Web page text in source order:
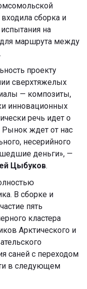
сборка и
на
для маршрута между
проекту
сверхтяжелых
— композиты,
инновационных
речь идет о
Рынок ждет от нас
несерийного
деньги», —
Цыбуков.
В сборке и
пять
кластера
Арктического и
саней с переходом
в следующем